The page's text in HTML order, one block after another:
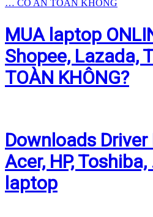
MUA laptop
Shopee, Lazada,
TOÀN KHÔNG?
Downloads Driver
Acer, HP,
laptop